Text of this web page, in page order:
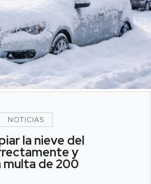
NOTICIAS
la nieve del
y
multa de 200